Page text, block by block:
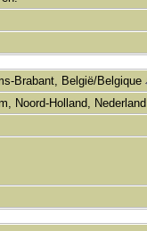
Brabant, België/Belgique
Noord-Holland, Nederland